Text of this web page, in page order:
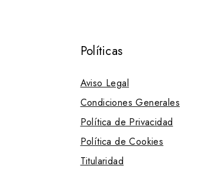
Políticas
Aviso Legal
Condiciones Generales
Política de Privacidad
Política de Cookies
Titularidad